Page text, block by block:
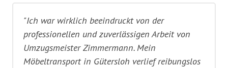
"Ich war wirklich beeindruckt von der
professionellen und zuverlässigen Arbeit von
Umzugsmeister Zimmermann. Mein
Möbeltransport in Gütersloh verlief reibungslos